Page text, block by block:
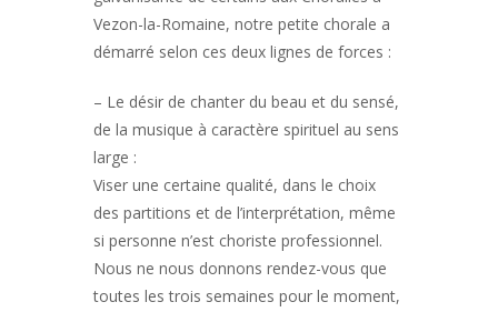
Vezon-la-Romaine, notre petite chorale a
démarré selon ces deux lignes de forces :
– Le désir de chanter du beau et du sensé,
de la musique à caractère spirituel au sens
large :
Viser une certaine qualité, dans le choix
des partitions et de l’interprétation, même
si personne n’est choriste professionnel.
Nous ne nous donnons rendez-vous que
toutes les trois semaines pour le moment,